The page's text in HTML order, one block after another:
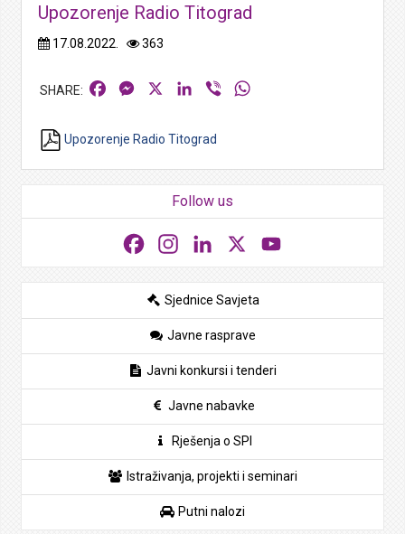
Upozorenje Radio Titograd
17.08.2022. 363
FacebookMessengerLinkedIn
Viber
Upozorenje Radio Titograd
Follow us
FacebookInstagramLinkedIn
Sjednice Savjeta
Javne rasprave
Javni konkursi i tenderi
Javne nabavke
Rješenja o SPI
Istraživanja, projekti i seminari
Putni nalozi